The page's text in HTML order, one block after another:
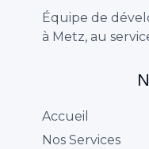
Équipe de
à Metz, au
Accueil
Nos Services